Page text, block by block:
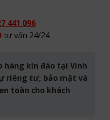
441 096
tư vấn 24/24
hàng kín đáo tại Vinh
riêng tư, bảo mật và
toàn cho khách